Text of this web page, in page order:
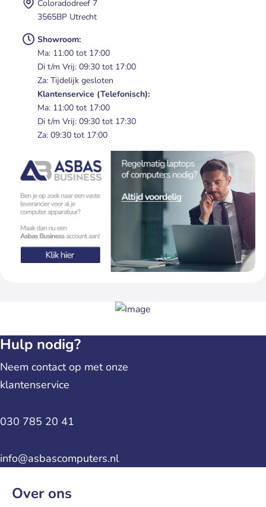
Coloradodreef 7
3565BP Utrecht
Showroom:
Ma: 11:00 tot 17:00
Di t/m Vrij: 09:30 tot 17:00
Za: Tijdelijk gesloten
Klantenservice (Telefonisch):
Ma: 11:00 tot 17:00
Di t/m Vrij: 09:30 tot 17:30
Za: 09:30 tot 17:00
Hulp nodig?
Neem contact op met onze
klantenservice
030 785 20 41
info@asbascomputers.nl
Over ons